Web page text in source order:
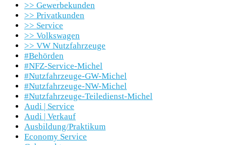
>> Gewerbekunden
>> Privatkunden
>> Service
>> Volkswagen
>> VW Nutzfahrzeuge
#Behörden
#NFZ-Service-Michel
#Nutzfahrzeuge-GW-Michel
#Nutzfahrzeuge-NW-Michel
#Nutzfahrzeuge-Teiledienst-Michel
Audi | Service
Audi | Verkauf
Ausbildung/Praktikum
Economy Service